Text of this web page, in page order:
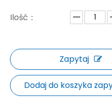
Ilość：
Zapytaj
Dodaj do koszyka